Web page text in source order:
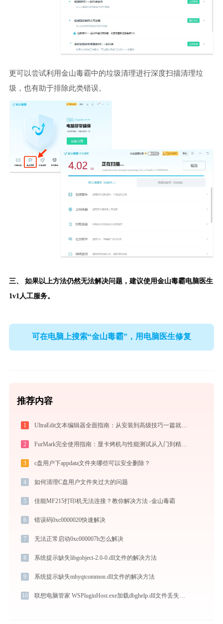
更可以尝试利用金山毒霸中的垃圾清理进行深度扫描清理垃
圾，也有助于排除此类错误。
三、 如果以上方法仍然无法解决问题，建议使用金山毒霸电脑医生
1v1人工服务。
可在电脑上搜索“金山毒霸”，用电脑医生修复
推荐内容
1 UltraEdit文本编辑器全面指南：从安装到高级技巧一篇就够（附快捷键大全）
2 FurMark完全使用指南：显卡烤机与性能测试从入门到精通（2026最新）
3 c盘用户下appdata文件夹哪些可以安全删除？
4 如何清理C盘用户文件夹过大的问题
5 佳能MF215打印机无法连接？教你解决方法 -金山毒霸
6 错误码0xc0000020快速解决
7 无法正常启动0xc000007b怎么解决
8 系统提示缺失libgobject-2.0-0.dll文件的解决方法
9 系统提示缺失mhyqtcommon.dll文件的解决方法
10